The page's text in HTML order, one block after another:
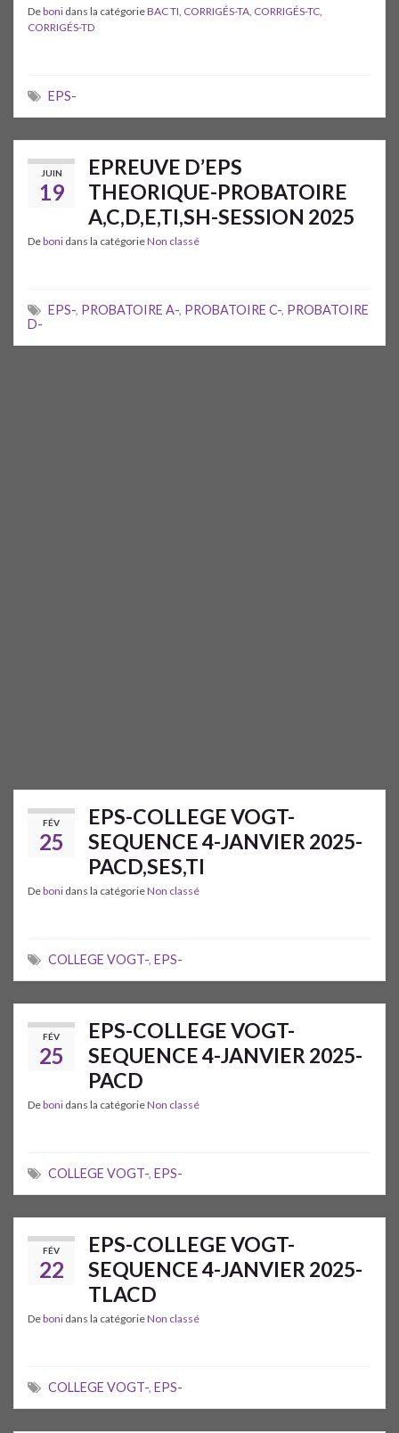
Deboni dans la catégorieBAC TI, CORRIGÉS-TA, CORRIGÉS-TC,
CORRIGÉS-TD
EPS-
JUIN
19
EPREUVE D’EPS
THEORIQUE-PROBATOIRE
A,C,D,E,TI,SH-SESSION 2025
Deboni dans la catégorieNon classé
EPS-, PROBATOIRE A-, PROBATOIRE C-, PROBATOIRE
D-
FÉV
25
EPS-COLLEGE VOGT-
SEQUENCE 4-JANVIER 2025-
PACD,SES,TI
Deboni dans la catégorieNon classé
COLLEGE VOGT-, EPS-
FÉV
25
EPS-COLLEGE VOGT-
SEQUENCE 4-JANVIER 2025-
PACD
Deboni dans la catégorieNon classé
COLLEGE VOGT-, EPS-
FÉV
22
EPS-COLLEGE VOGT-
SEQUENCE 4-JANVIER 2025-
TLACD
Deboni dans la catégorieNon classé
COLLEGE VOGT-, EPS-